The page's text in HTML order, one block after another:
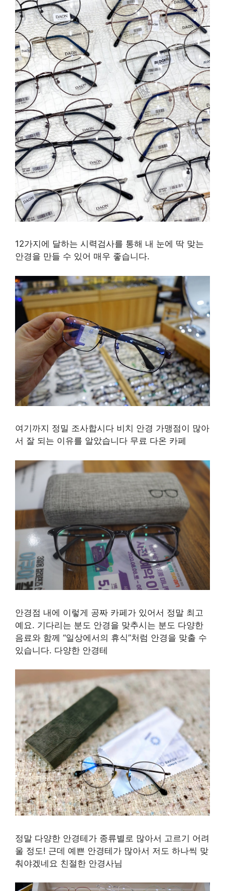
12가지에 달하는 시력검사를 통해 내 눈에 딱 맞는
안경을 만들 수 있어 매우 좋습니다.
여기까지 정밀 조사합시다 비치 안경 가맹점이 많아
서 잘 되는 이유를 알았습니다 무료 다온 카페
안경점 내에 이렇게 공짜 카페가 있어서 정말 최고
예요. 기다리는 분도 안경을 맞추시는 분도 다양한
음료와 함께 “일상에서의 휴식”처럼 안경을 맞출 수
있습니다. 다양한 안경테
정말 다양한 안경테가 종류별로 많아서 고르기 어려
울 정도! 근데 예쁜 안경테가 많아서 저도 하나씩 맞
춰야겠네요 친절한 안경사님